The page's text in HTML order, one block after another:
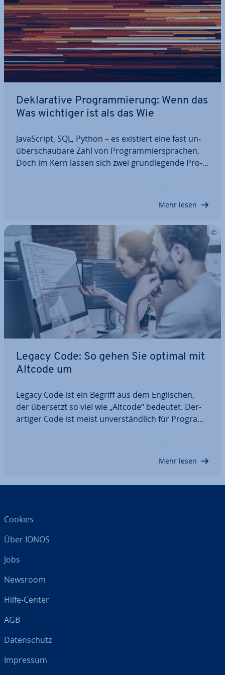
De­kla­ra­ti­ve Pro­gram­mie­rung: Wenn das
Was wichtiger ist als das Wie
Ja­va­Script, SQL, Python – es existiert eine fast un­
über­schau­ba­re Zahl von Pro­gram­mier­spra­chen.
Doch im Kern lassen sich zwei grund­le­gen­de Pro­
Mehr lesen
Legacy Code: So gehen Sie optimal mit
Altcode um
Legacy Code ist ein Begriff aus dem Eng­li­schen,
der übersetzt so viel wie „Altcode“ bedeutet. Der­
ar­ti­ger Code ist meist un­ver­ständ­lich für Pro­gram­
Mehr lesen
Cookies
Über IONOS
Jobs
Newsroom
Hilfe-Center
AGB
Da­ten­schutz
Impressum